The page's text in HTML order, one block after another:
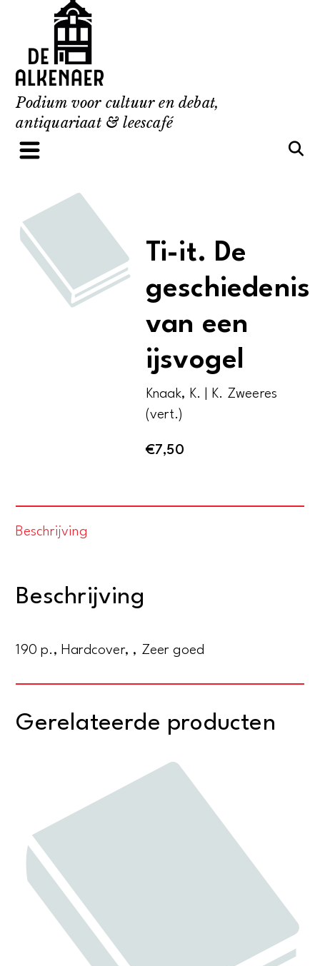
content
Podium voor cultuur en debat,
antiquariaat & leescafé
Ti-it. De
geschiedenis
van een
ijsvogel
Knaak, K. | K. Zweeres
(vert.)
€7,50
Beschrijving
Beschrijving
190 p., Hardcover, , Zeer goed
Gerelateerde producten